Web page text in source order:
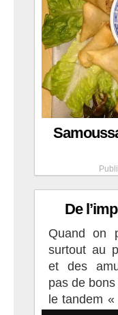
De
Quand on
surtout au
et des
pas de
le tandem